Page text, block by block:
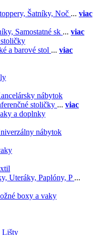
Šatníky, Noč ... viac
Samostatné sk ... viac
a barové stol ... viac
nábytok
stoličky ... viac
a doplnky
nábytok
Uteráky, Paplóny, P ...
boxy a vaky
Lišty